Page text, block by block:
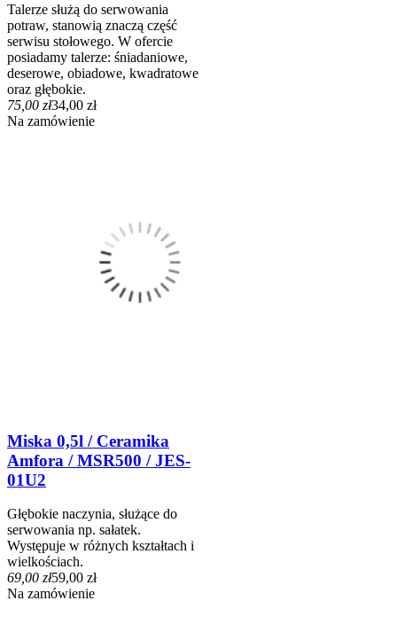
Talerze służą do serwowania
potraw, stanowią znaczą część
serwisu stołowego. W ofercie
posiadamy talerze: śniadaniowe,
deserowe, obiadowe, kwadratowe
oraz głębokie.
75,00 zł34,00 zł
Na zamówienie
Miska 0,5l / Ceramika
Amfora / MSR500 / JES-
01U2
Głębokie naczynia, służące do
serwowania np. sałatek.
Występuje w różnych kształtach i
wielkościach.
69,00 zł59,00 zł
Na zamówienie